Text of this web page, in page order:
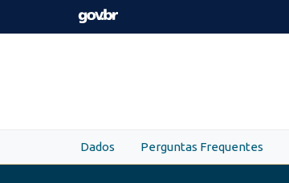
Skip to main content
Dados Perguntas Frequentes